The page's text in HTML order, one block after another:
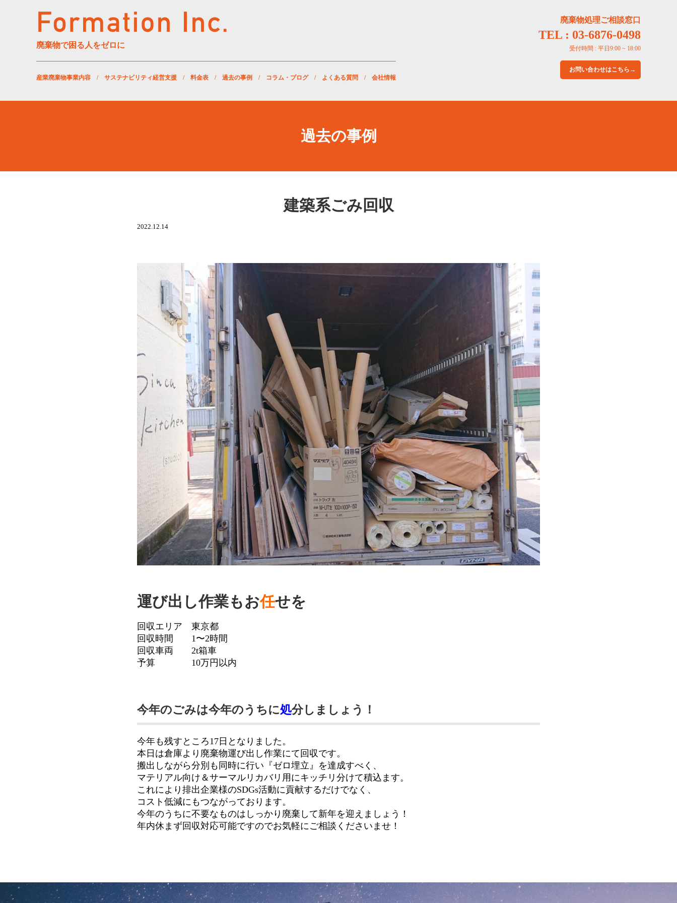
廃棄物で困る人をゼロに
産業廃棄物事業内容 / サステナビリティ経営支援 / 料金表 / 過去の事例 / コラム・ブログ/ よくある質問 / 会社情報
廃棄物処理ご相談窓口
TEL : 03-6876-0498
受付時間 : 平日9:00 ~ 18:00
お問い合わせはこちら→
過去の事例
建築系ごみ回収
2022.12.14
運び出し作業もお任せを
回収エリア 東京都
回収時間 1〜2時間
回収車両 2t箱車
予算 10万円以内
今年のごみは今年のうちに処分しましょう！
今年も残すところ17日となりました。
本日は倉庫より廃棄物運び出し作業にて回収です。
搬出しながら分別も同時に行い『ゼロ埋立』を達成すべく、
マテリアル向け＆サーマルリカバリ用にキッチリ分けて積込ます。
これにより排出企業様のSDGs活動に貢献するだけでなく、
コスト低減にもつながっております。
今年のうちに不要なものはしっかり廃棄して新年を迎えましょう！
年内休まず回収対応可能ですのでお気軽にご相談くださいませ！